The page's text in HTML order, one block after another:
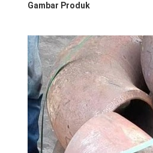
Gambar Produk